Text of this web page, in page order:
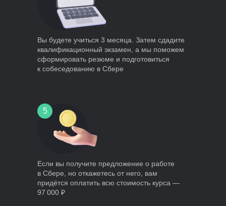
5
Вы будете учиться 3 месяца. Затем сдадите
квалификационный экзамен, а мы поможем
сформировать резюме и подготовиться
к собеседованию в Сбере
Если вы получите предложение о работе
в Сбере, но откажетесь от него, вам
придётся оплатить всю стоимость курса —
97 000 ₽